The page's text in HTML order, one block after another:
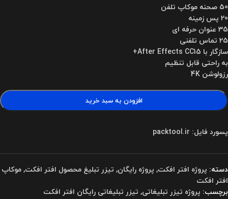
50 صحنه موکاپ تلفن
20 پس زمینه
35 عنوان حرفه ای
25 تماس تلفنی
سازگار با After Effects CC15+
به راحتی قابل تنظیم
رزولوشن 4K
افزودن به سبد خرید
پسورد فایل: packtool.ir
دسته: پروژه افتر افکت, پروژه رایگان, تیزر تبلیغ محصول افتر افکت,موکاپ
افتر افکت
برچسب: پروژه تیزر تبلیغاتی, تیزر تبلیغاتی رایگان افتر افکت